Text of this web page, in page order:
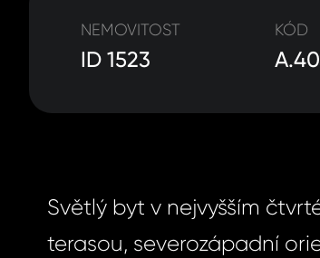
NEMOVITOST
ID 1523
KÓD
Světlý byt v nejvyšším
terasou, severozápadní